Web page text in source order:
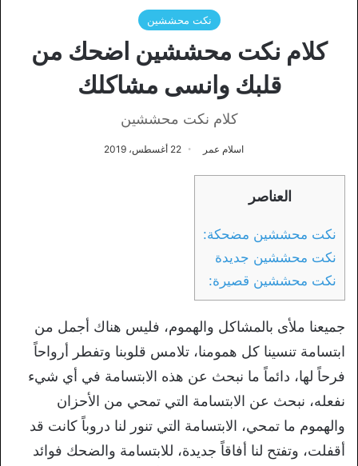
نكت محششين
كلام نكت محششين اضحك من
قلبك وانسى مشاكلك
كلام نكت محششين
اسلام عمر 22 أغسطس، 2019
العناصر
نكت محششين مضحكة:
نكت محششين جديدة
نكت محششين قصيرة:
جميعنا ملأى بالمشاكل والهموم، فليس هناك أجمل من
ابتسامة تنسينا كل همومنا، تلامس قلوبنا وتفطر أرواحاً
فرحاً لها، دائماً ما نبحث عن هذه الابتسامة في أي شيء
نفعله، نبحث عن الابتسامة التي تمحي من الأحزان
والهموم ما تمحي، الابتسامة التي تنور لنا دروباً كانت قد
أقفلت، وتفتح لنا أفاقاً جديدة، للابتسامة والضحك فوائد